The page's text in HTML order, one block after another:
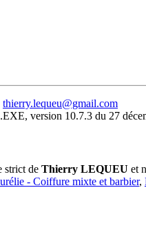
thierry.lequeu@gmail.com
version 10.7.3 du 27
strict de Thierry LEQUEU et
- Coiffure mixte et barbier,